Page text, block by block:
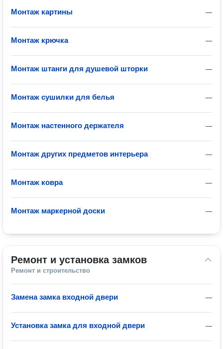
—
Монтаж картины
—
Монтаж крючка
—
Монтаж штанги для душевой шторки
—
Монтаж сушилки для белья
—
Монтаж настенного держателя
—
Монтаж других предметов интерьера
—
Монтаж ковра
—
Монтаж маркерной доски
Ремонт и установка замков
Ремонт и строительство
—
Замена замка входной двери
—
Установка замка для входной двери